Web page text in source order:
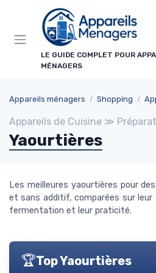
LE GUIDE COMPLET POUR
MÉNAGERS
Appareils ménagers Shopping
Appareils de Cuisine ≫
Yaourtières
Les meilleures yaourtières pour
et sans additif, comparées sur leur
fermentation et leur praticité.
🏆Top Yaourtières
Panneau de gestion des cookies